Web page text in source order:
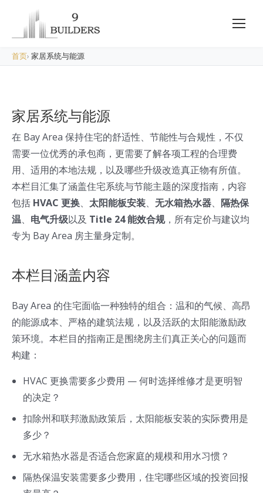
首页› 家居系统与能源
家居系统与能源
在 Bay Area 保持住宅的舒适性、节能性与合规性，不仅
需要一位优秀的承包商，更需要了解各项工程的合理费
用、适用的本地法规，以及哪些升级改造真正物有所值。
本栏目汇集了涵盖住宅系统与节能主题的深度指南，内容
包括 HVAC 更换、 太阳能板安装、 无水箱热水器、 隔热保
温、 电气升级以及 Title 24 能效合规，所有定价与建议均
专为 Bay Area 房主量身定制。
本栏目涵盖内容
Bay Area 的住宅面临一种独特的组合：温和的气候、高昂
的能源成本、严格的建筑法规，以及活跃的太阳能激励政
策环境。本栏目的指南正是围绕房主们真正关心的问题而
构建：
HVAC 更换需要多少费用 — 何时选择维修才是更明智
的决定？
扣除州和联邦激励政策后，太阳能板安装的实际费用是
多少？
无水箱热水器是否适合您家庭的规模和用水习惯？
隔热保温安装需要多少费用，住宅哪些区域的投资回报